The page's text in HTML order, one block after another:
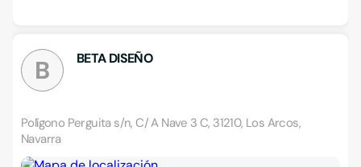
B BETA DISEÑO
Polígono Perguita s/n, C/ A Nave 3 C, 31210, Los Arcos,
Navarra